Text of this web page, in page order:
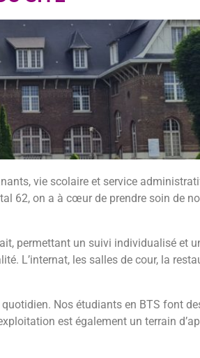
Cliquer ici
vie scolaire et service
62, on a à cœur de prendre soin de
permettant un suivi individualisé et
L’internat, les salles de cour, la
Nos étudiants en BTS font
est également un terrain